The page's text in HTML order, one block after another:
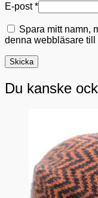
E-post*
Spara mitt namn,
denna webbläsare till
Du kanske